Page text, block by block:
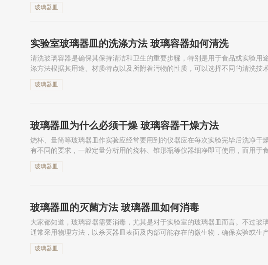
玻璃器皿
实验室玻璃器皿的洗涤方法 玻璃容器如何清洗
清洗玻璃容器是确保其保持清洁和卫生的重要步骤，特别是用于食品或实验用
涤方法根据其用途、材质特点以及所附着污物的性质，可以选择不同的清洗技
玻璃器皿
玻璃器皿为什么必须干燥 玻璃容器干燥方法
烧杯、量筒等玻璃器皿作实验应经常要用到的仪器应在每次实验完毕后洗净干
有不同的要求，一般定量分析用的烧杯、锥形瓶等仪器细净即可使用，而用于
玻璃器皿
玻璃器皿的灭菌方法 玻璃器皿如何消毒
大家都知道，玻璃容器需要消毒，尤其是对于实验室的玻璃器皿而言。不过玻
通常采用物理方法，以杀灭器皿表面及内部可能存在的微生物，确保实验或生
玻璃器皿